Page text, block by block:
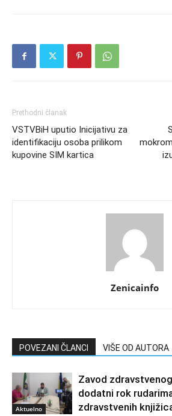
Prethodni članak
VSTVBiH uputio Inicijativu za
identifikaciju osoba prilikom
kupovine SIM kartica
Zenicainfo
POVEZANI ČLANCI VIŠE OD AUTORA
Aktuelno
Zavod
dodatni rok
zdravstvenih